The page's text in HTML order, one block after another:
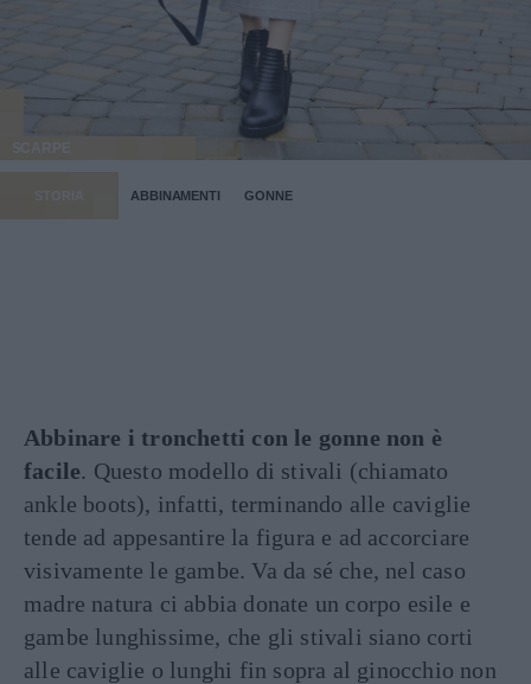
SCARPE
STORIA ABBINAMENTI GONNE
Abbinare i tronchetti con le gonne non è
facile. Questo modello di stivali (chiamato
ankle boots), infatti, terminando alle caviglie
tende ad appesantire la figura e ad accorciare
visivamente le gambe. Va da sé che, nel caso
madre natura ci abbia donate un corpo esile e
gambe lunghissime, che gli stivali siano corti
alle caviglie o lunghi fin sopra al ginocchio non